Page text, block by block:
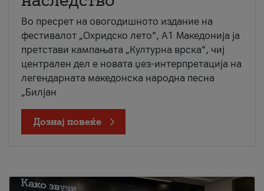
Во пресрет на овогодишното издание на
фестивалот „Охридско лето“, А1 Македонија ја
претстави кампањата „Културна врска“, чиј
централен дел е новата џез-интерпретација на
легендарната македонска народна песна
„Билјан
Дознај повеќе